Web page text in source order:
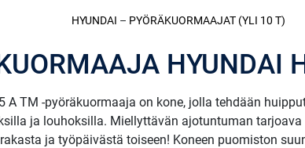
HYUNDAI – PYÖRÄKUORMAAJAT (YLI 10 T)
HYUNDAI
A TM -pyöräkuormaaja on kone, jolla tehdään
ja louhoksilla. Miellyttävän ajotuntuman
ja työpäivästä toiseen! Koneen puomiston